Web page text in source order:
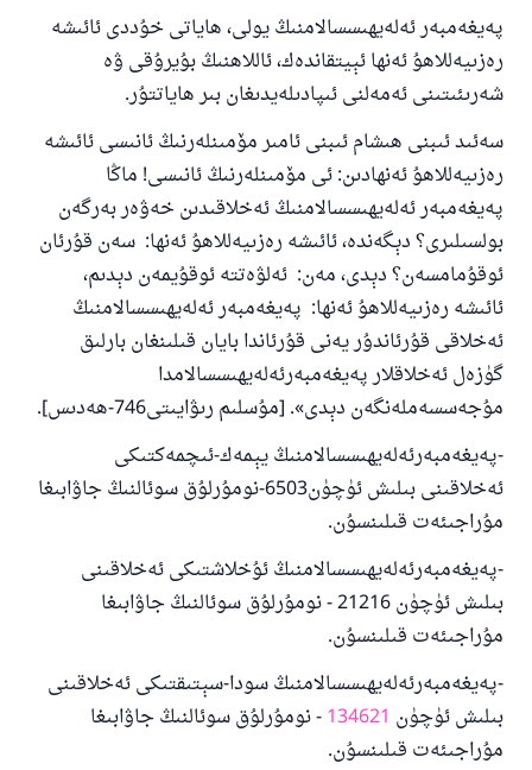
پەيغەمبەر ئەلەيھىسسالامنىڭ يولى، ھاياتى خۇددى ئائىشە
رەزىيەللاھۇ ئەنھا ئېيتقاندەك، ئاللاھنىڭ بۇيرۇقى ۋە
شەرىئىتىنى ئەمەلنى ئىپادىلەيدىغان بىر ھاياتتۇر.
سەئىد ئىبنى ھىشام ئىبنى ئامىر مۆمىنلەرنىڭ ئانىسى ئائىشە
رەزىيەللاھۇ ئەنھادىن: ئى مۆمىنلەرنىڭ ئانىسى! ماڭا
پەيغەمبەر ئەلەيھىسسالامنىڭ ئەخلاقىدىن خەۋەر بەرگەن
بولسىلىرى؟ دېگەندە، ئائىشە رەزىيەللاھۇ ئەنھا: سەن قۇرئان
ئوقۇمامسەن؟ دېدى، مەن: ئەلۋەتتە ئوقۇيمەن دېدىم،
ئائىشە رەزىيەللاھۇ ئەنھا: پەيغەمبەر ئەلەيھىسسالامنىڭ
ئەخلاقى قۇرئاندۇر يەنى قۇرئاندا بايان قىلىنغان بارلىق
گۈزەل ئەخلاقلار پەيغەمبەرئەلەيھىسسالامدا
مۇجەسسەملەنگەن دېدى». [مۇسلىم رىۋايىتى746-ھەدىس].
-پەيغەمبەرئەلەيھىسسالامنىڭ يېمەك-ئىچمەكتىكى
ئەخلاقىنى بىلىش ئۈچۈن6503-نومۇرلۇق سوئالنىڭ جاۋابىغا
مۇراجىئەت قىلىنسۇن.
-پەيغەمبەرئەلەيھىسسالامنىڭ ئۇخلاشتىكى ئەخلاقىنى
بىلىش ئۈچۈن 21216 - نومۇرلۇق سوئالنىڭ جاۋابىغا
مۇراجىئەت قىلىنسۇن.
-پەيغەمبەرئەلەيھىسسالامنىڭ سودا-سېتىقتىكى ئەخلاقىنى
بىلىش ئۈچۈن 134621- نومۇرلۇق سوئالنىڭ جاۋابىغا
مۇراجىئەت قىلىنسۇن.